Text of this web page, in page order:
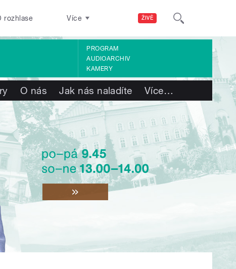
ŽIVĚ
rozhlase Více
PROGRAM
AUDIOARCHIV
KAMERY
O nás Jak nás naladíte Více…